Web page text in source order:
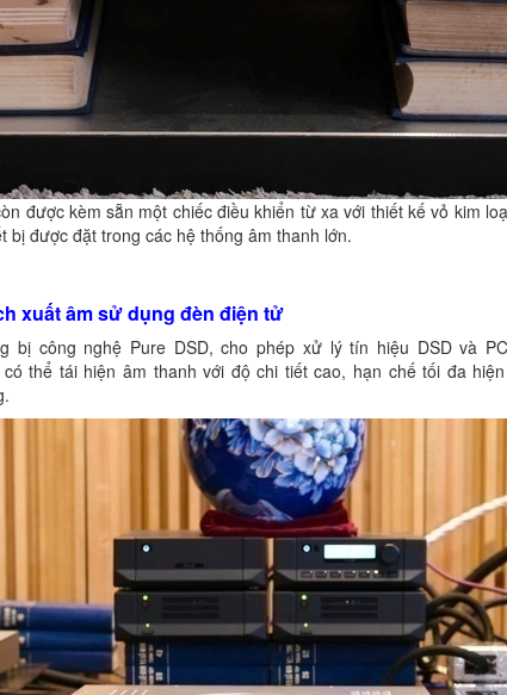
được kèm sẵn một chiếc điều khiển từ xa với thiết kế vỏ kim
bị được đặt trong các hệ thống âm thanh lớn.
xuất âm sử dụng đèn điện tử
bị công nghệ Pure DSD, cho phép xử lý tín hiệu DSD và
thể tái hiện âm thanh với độ chi tiết cao, hạn chế tối đa